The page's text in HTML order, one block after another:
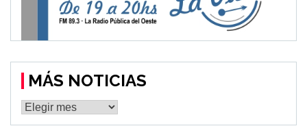
MÁS NOTICIAS
MÁS
NOTICIAS